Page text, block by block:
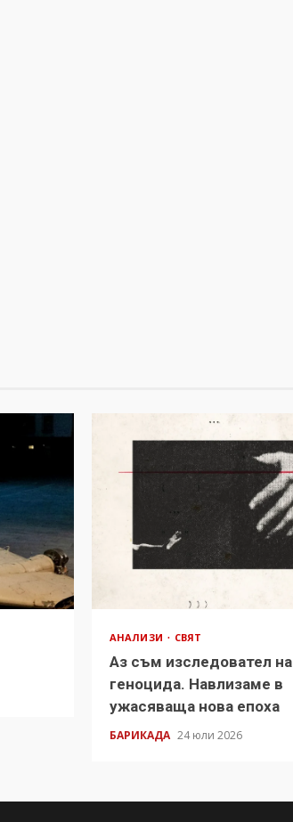
АНАЛИЗИ СВЯТ
Аз съм изследовател на
геноцида. Навлизаме в
ужасяваща нова епоха
БАРИКАДА 24 юли 2026